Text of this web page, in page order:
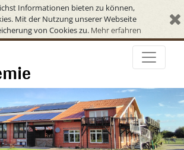
Informationen bieten zu können,
Mit der Nutzung unserer Webseite
von Cookies zu. Mehr erfahren